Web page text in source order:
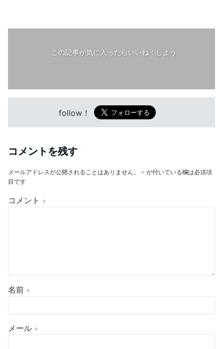
この記事が気に入ったらいいね！しよう
follow！
コメントを残す
メールアドレスが公開されることはありません。 ※ が付いている欄は必須項
目です
コメント ※
名前 ※
メール ※